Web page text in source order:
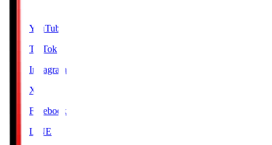
YouTube
TikTok
Instagram
X
Facebook
LINE